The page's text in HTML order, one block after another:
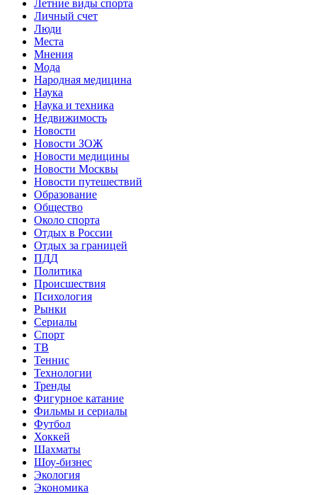
Летние виды спорта
Личный счет
Люди
Места
Мнения
Мода
Народная медицина
Наука
Наука и техника
Недвижимость
Новости
Новости ЗОЖ
Новости медицины
Новости Москвы
Новости путешествий
Образование
Общество
Около спорта
Отдых в России
Отдых за границей
ПДД
Политика
Происшествия
Психология
Рынки
Сериалы
Спорт
ТВ
Теннис
Технологии
Тренды
Фигурное катание
Фильмы и сериалы
Футбол
Хоккей
Шахматы
Шоу-бизнес
Экология
Экономика